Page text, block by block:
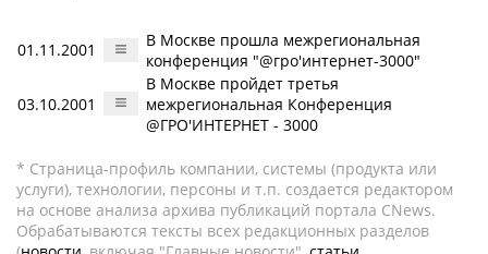
01.11.2001
В Москве прошла межрегиональная
конференция "@гро'интернет-3000"
03.10.2001
В Москве пройдет третья
межрегиональная Конференция
@ГРО'ИНТЕРНЕТ - 3000
* Страница-профиль компании, системы (продукта или
услуги), технологии, персоны и т.п. создается редактором
на основе анализа архива публикаций портала CNews.
Обрабатываются тексты всех редакционных разделов